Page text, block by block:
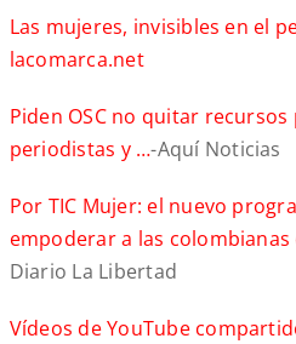
Las mujeres, invisibles en el
lacomarca.net
Piden OSC no quitar
periodistas y …-Aquí Noticias
Por TIC Mujer: el nuevo
empoderar a las
Diario La Libertad
Vídeos de YouTube